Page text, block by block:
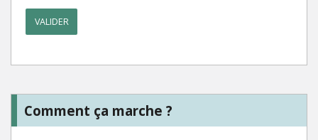
Comment ça marche ?